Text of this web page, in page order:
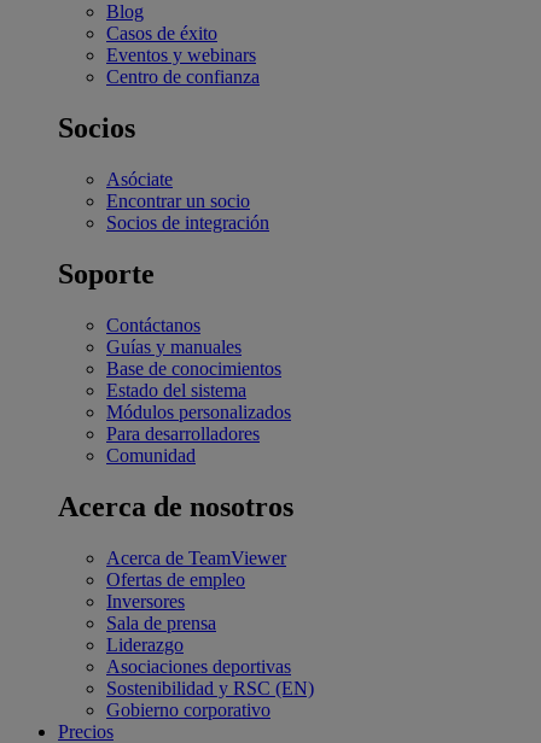
Blog
Casos de éxito
Eventos y webinars
Centro de confianza
Socios
Asóciate
Encontrar un socio
Socios de integración
Soporte
Contáctanos
Guías y manuales
Base de conocimientos
Estado del sistema
Módulos personalizados
Para desarrolladores
Comunidad
Acerca de nosotros
Acerca de TeamViewer
Ofertas de empleo
Inversores
Sala de prensa
Liderazgo
Asociaciones deportivas
Sostenibilidad y RSC (EN)
Gobierno corporativo
Precios